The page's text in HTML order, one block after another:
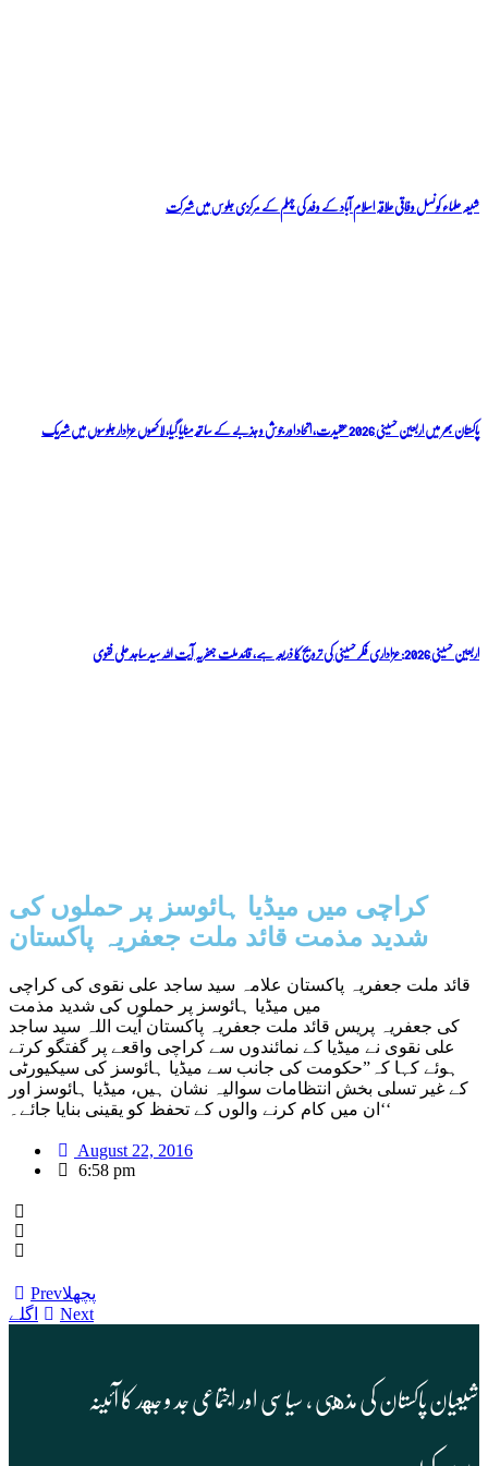
شیعہ علماء کونسل وفاقی علاقہ اسلام آباد کے وفد کی چہلم کے مرکزی جلوس میں شرکت
پاکستان بھر میں اربعین حسینی 2026 عقیدت، اتحاد اور جوش و جذبے کے ساتھ منایا گیا، لاکھوں عزادار جلوسوں میں شریک
اربعین حسینی 2026: عزاداری فکر حسینی کی ترویج کا ذریعہ ہے، قائد ملت جعفریہ آیت اللہ سید ساجد علی نقوی
کراچی میں میڈیا ہائوسز پر حملوں کی
شدید مذمت قائد ملت جعفریہ پاکستان
قائد ملت جعفریہ پاکستان علامہ سید ساجد علی نقوی کی کراچی
میں میڈیا ہائوسز پر حملوں کی شدید مذمت
کی جعفریہ پریس قائد ملت جعفریہ پاکستان آیت اللہ سید ساجد
علی نقوی نے میڈیا کے نمائندوں سے کراچی واقعے پر گفتگو کرتے
ہوئے کہا کہ”حکومت کی جانب سے میڈیا ہائوسز کی سیکیورٹی
کے غیر تسلی بخش انتظامات سوالیہ نشان ہیں، میڈیا ہائوسز اور
ان میں کام کرنے والوں کے تحفظ کو یقینی بنایا جائے۔‘‘
August 22, 2016
6:58 pm
Prevپچھلا
اگلے
Next
شیعیان پاکستان کی مذهبی , سیاسی اور اجتماعی جد و جهد کا آئینہ